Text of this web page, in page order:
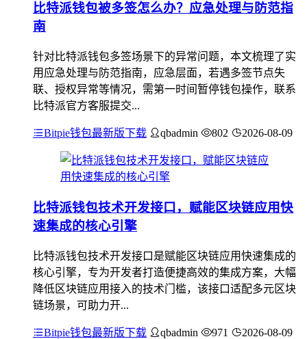
比特派钱包被多签怎么办？应急处理与防范指
南
针对比特派钱包多签场景下的异常问题，本文梳理了实
用应急处理与防范指南，应急层面，若遇多签节点失
联、授权异常等情况，需第一时间暂停钱包操作，联系
比特派官方客服提交...
Bitpie钱包最新版下载 qbadmin 802 2026-08-09
比特派钱包技术开发接口，赋能区块链应用快
速集成的核心引擎
比特派钱包技术开发接口是赋能区块链应用快速集成的
核心引擎，专为开发者打造便捷高效的集成方案，大幅
降低区块链应用接入的技术门槛，该接口适配多元区块
链场景，可助力开...
Bitpie钱包最新版下载 qbadmin 971 2026-08-09